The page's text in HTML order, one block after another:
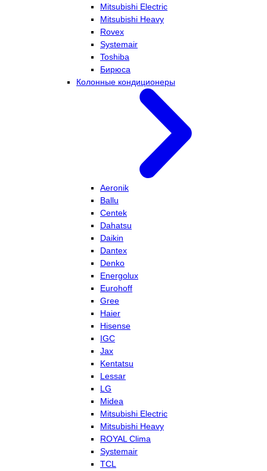
Mitsubishi Electric
Mitsubishi Heavy
Rovex
Systemair
Toshiba
Бирюса
Колонные кондиционеры
Aeronik
Ballu
Centek
Dahatsu
Daikin
Dantex
Denko
Energolux
Eurohoff
Gree
Haier
Hisense
IGC
Jax
Kentatsu
Lessar
LG
Midea
Mitsubishi Electric
Mitsubishi Heavy
ROYAL Clima
Systemair
TCL